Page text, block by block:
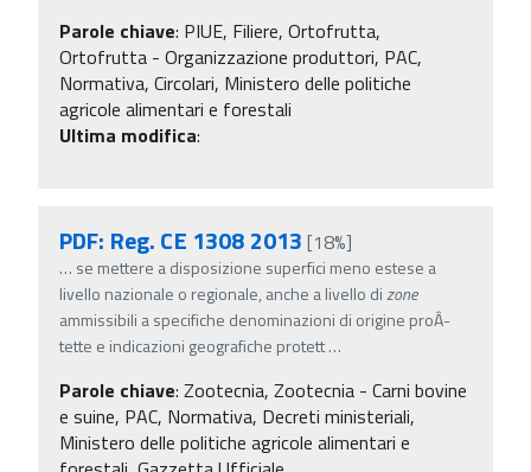
Parole chiave: PIUE, Filiere, Ortofrutta,
Ortofrutta - Organizzazione produttori, PAC,
Normativa, Circolari, Ministero delle politiche
agricole alimentari e forestali
Ultima modifica:
PDF: Reg. CE 1308 2013 [18%]
… se mettere a disposizione superfici meno estese a
livello nazionale o regionale, anche a livello dizone
ammissibili a specifiche denominazioni di origine proÂ­
tette e indicazioni geografiche protett…
Parole chiave: Zootecnia, Zootecnia - Carni bovine
e suine, PAC, Normativa, Decreti ministeriali,
Ministero delle politiche agricole alimentari e